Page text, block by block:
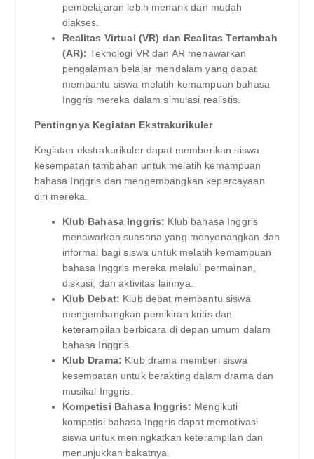
pembelajaran lebih menarik dan mudah
diakses.
Realitas Virtual (VR) dan Realitas Tertambah
(AR): Teknologi VR dan AR menawarkan
pengalaman belajar mendalam yang dapat
membantu siswa melatih kemampuan bahasa
Inggris mereka dalam simulasi realistis.
Pentingnya Kegiatan Ekstrakurikuler
Kegiatan ekstrakurikuler dapat memberikan siswa
kesempatan tambahan untuk melatih kemampuan
bahasa Inggris dan mengembangkan kepercayaan
diri mereka.
Klub Bahasa Inggris: Klub bahasa Inggris
menawarkan suasana yang menyenangkan dan
informal bagi siswa untuk melatih kemampuan
bahasa Inggris mereka melalui permainan,
diskusi, dan aktivitas lainnya.
Klub Debat: Klub debat membantu siswa
mengembangkan pemikiran kritis dan
keterampilan berbicara di depan umum dalam
bahasa Inggris.
Klub Drama: Klub drama memberi siswa
kesempatan untuk berakting dalam drama dan
musikal Inggris.
Kompetisi Bahasa Inggris: Mengikuti
kompetisi bahasa Inggris dapat memotivasi
siswa untuk meningkatkan keterampilan dan
menunjukkan bakatnya.